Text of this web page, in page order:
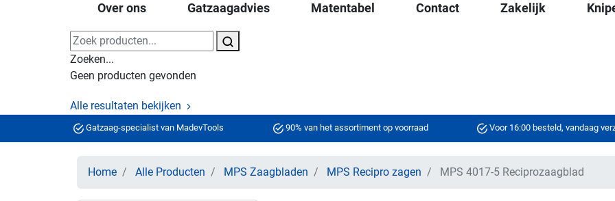
Over ons Gatzaagadvies Matentabel Contact Zakelijk
Zoeken...
Geen producten gevonden
Alle resultaten bekijken
Gatzaag-specialist van MadevTools 90% van het assortiment op voorraad Voor 16:00 besteld, vandaag
Home Alle Producten MPS Zaagbladen MPS Recipro zagen MPS 4017-5 Reciprozaagblad